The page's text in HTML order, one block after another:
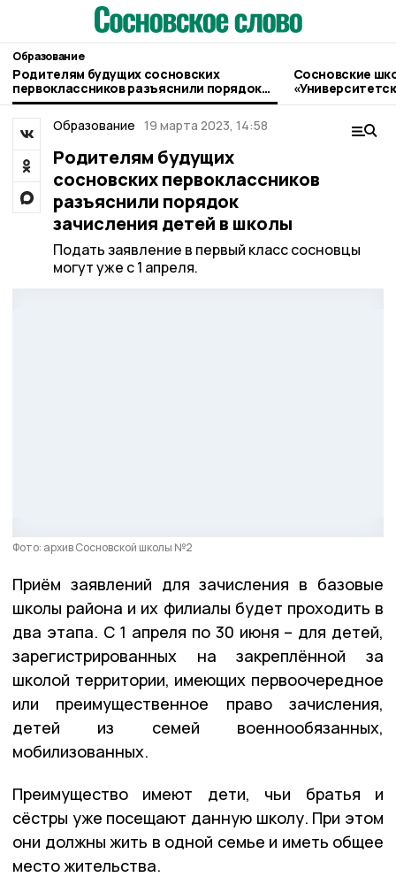
Образование
Родителям будущих сосновских
первоклассников разъяснили порядок
зачисления детей в школы
Сосновские
Образование 19 марта 2023, 14:58
Родителям будущих
сосновских первоклассников
разъяснили порядок
зачисления детей в школы
Подать заявление в первый класс сосновцы
могут уже с 1 апреля.
Фото: архив Сосновской школы №2
Приём заявлений для зачисления в базовые
школы района и их филиалы будет проходить в
два этапа. С 1 апреля по 30 июня – для детей,
зарегистрированных на закреплённой за
школой территории, имеющих первоочередное
или преимущественное право зачисления,
детей из семей военнообязанных,
мобилизованных.
Преимущество имеют дети, чьи братья и
сёстры уже посещают данную школу. При этом
они должны жить в одной семье и иметь общее
место жительства.